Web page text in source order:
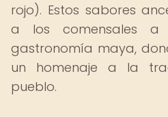
rojo). Estos sabores
a los comensales
gastronomía maya,
un homenaje a la
pueblo.